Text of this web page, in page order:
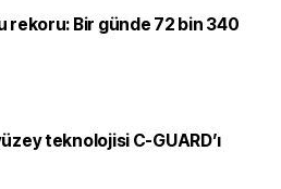
rekoru: Bir günde 72 bin 340
teknolojisi C-GUARD’ı